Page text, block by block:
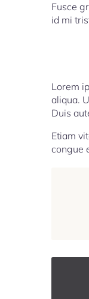
Fusce
id mi
Lorem
aliqua.
Duis
Etiam
congue